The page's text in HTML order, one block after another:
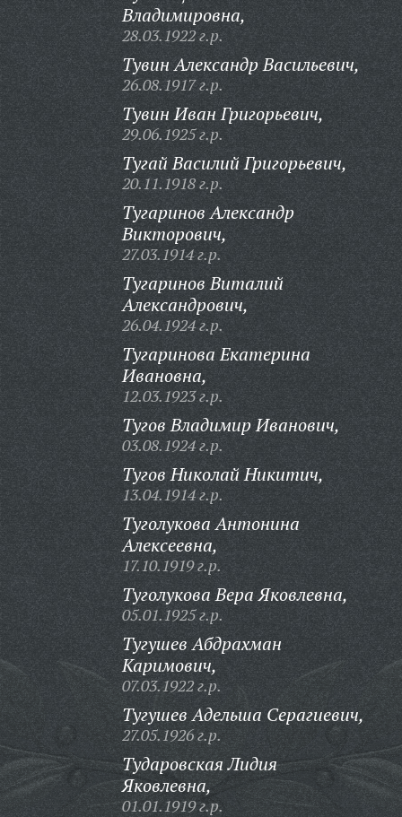
Владимировна,
28.03.1922 г.р.
Тувин Александр Васильевич,
26.08.1917 г.р.
Тувин Иван Григорьевич,
29.06.1925 г.р.
Тугай Василий Григорьевич,
20.11.1918 г.р.
Тугаринов Александр
Викторович,
27.03.1914 г.р.
Тугаринов Виталий
Александрович,
26.04.1924 г.р.
Тугаринова Екатерина
Ивановна,
12.03.1923 г.р.
Тугов Владимир Иванович,
03.08.1924 г.р.
Тугов Николай Никитич,
13.04.1914 г.р.
Туголукова Антонина
Алексеевна,
17.10.1919 г.р.
Туголукова Вера Яковлевна,
05.01.1925 г.р.
Тугушев Абдрахман
Каримович,
07.03.1922 г.р.
Тугушев Адельша Серагиевич,
27.05.1926 г.р.
Тударовская Лидия
Яковлевна,
01.01.1919 г.р.